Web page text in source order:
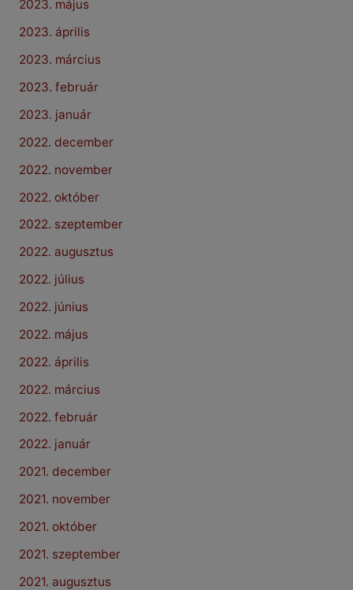
2023. május
2023. április
2023. március
2023. február
2023. január
2022. december
2022. november
2022. október
2022. szeptember
2022. augusztus
2022. július
2022. június
2022. május
2022. április
2022. március
2022. február
2022. január
2021. december
2021. november
2021. október
2021. szeptember
2021. augusztus